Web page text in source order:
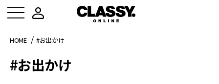
HOME #お出かけ
#お出かけ